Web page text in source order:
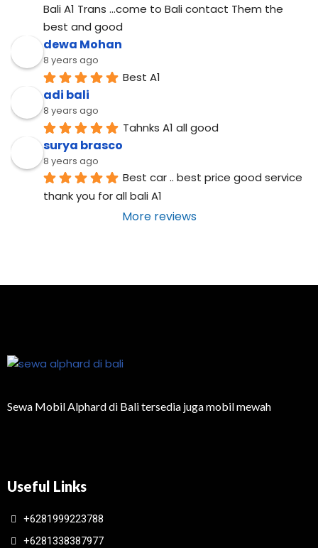
Bali A1 Trans ...come to Bali contact Them the
best and good
dewa Mohan
8 years ago
Best A1
adi bali
8 years ago
Tahnks A1 all good
surya brasco
8 years ago
Best car .. best price good service
thank you for all bali A1
More reviews
Sewa Mobil Alphard di Bali tersedia juga mobil mewah
Useful Links
+6281999223788
+6281338387977